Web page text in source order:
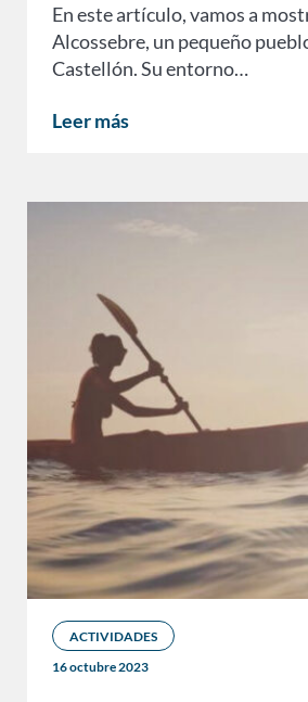
En este artículo, vamos a
Alcossebre, un pequeño
Castellón. Su entorno…
Leer más
ACTIVIDADES
16 octubre 2023